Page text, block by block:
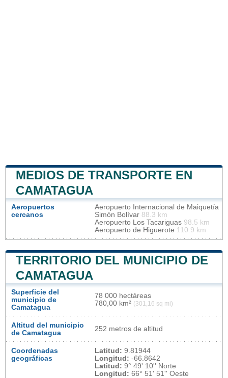
MEDIOS DE TRANSPORTE EN
CAMATAGUA
Aeropuertos
cercanos
Aeropuerto Internacional de Maiquetía
Simón Bolívar 88.3 km
Aeropuerto Los Tacariguas 98.5 km
Aeropuerto de Higuerote 110.9 km
TERRITORIO DEL MUNICIPIO DE
CAMATAGUA
Superficie del
municipio de
Camatagua
78 000 hectáreas
780,00 km² (301,16 sq mi)
Altitud del municipio
de Camatagua
252 metros de altitud
Coordenadas
geográficas
Latitud: 9.81944
Longitud: -66.8642
Latitud: 9° 49' 10'' Norte
Longitud: 66° 51' 51'' Oeste